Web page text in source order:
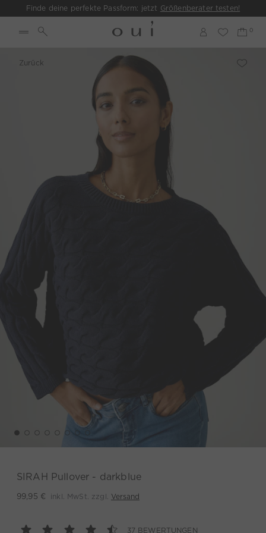
Finde deine perfekte Passform: jetzt Größenberater testen!
Zurück
SIRAH Pullover - darkblue
99,95 € inkl. MwSt. zzgl. Versand
37 BEWERTUNGEN